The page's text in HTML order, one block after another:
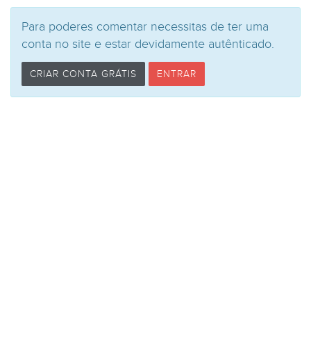
Para poderes comentar necessitas de ter uma
conta no site e estar devidamente autênticado.
CRIAR CONTA GRÁTIS ENTRAR